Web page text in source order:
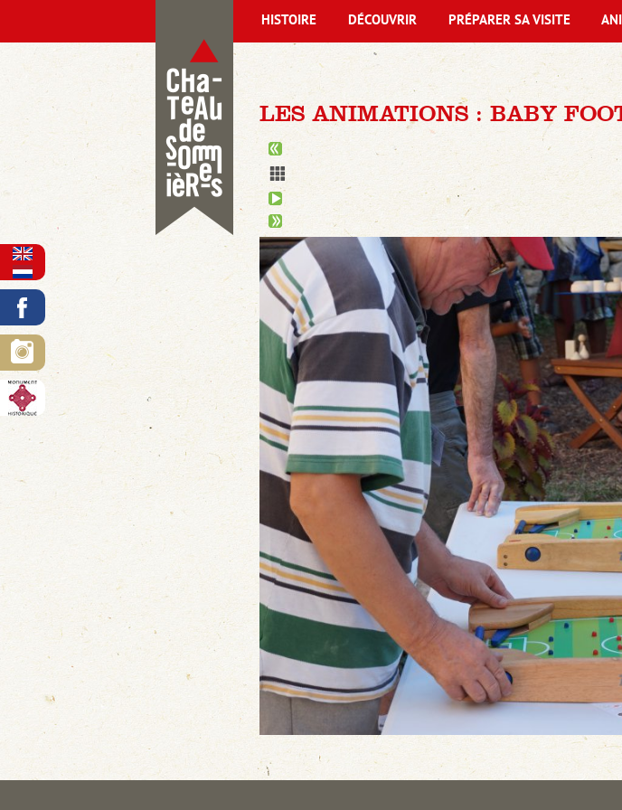
LES ANIMATIONS : BABY
HISTOIRE DÉCOUVRIR PRÉPARER SA VISITE